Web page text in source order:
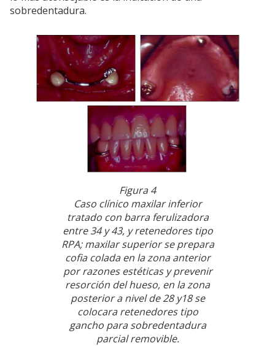
sobredentadura.
Figura 4
Caso clínico maxilar inferior
tratado con barra ferulizadora
entre 34 y 43, y retenedores tipo
RPA; maxilar superior se prepara
cofia colada en la zona anterior
por razones estéticas y prevenir
resorción del hueso, en la zona
posterior a nivel de 28 y18 se
colocara retenedores tipo
gancho para sobredentadura
parcial removible.